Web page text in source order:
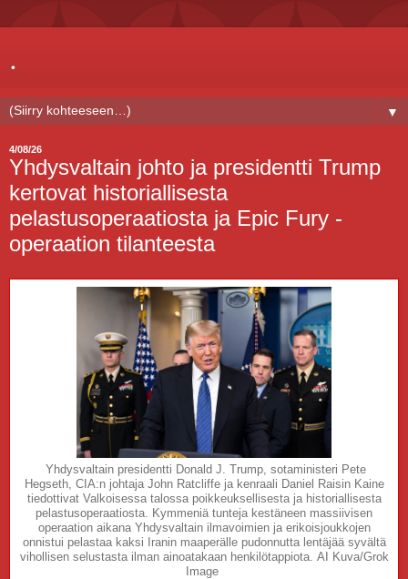
.
▼
4/08/26
Yhdysvaltain johto ja presidentti Trump
kertovat historiallisesta
pelastusoperaatiosta ja Epic Fury -
operaation tilanteesta
Yhdysvaltain presidentti Donald J. Trump, sotaministeri Pete
Hegseth, CIA:n johtaja John Ratcliffe ja kenraali Daniel Raisin Kaine
tiedottivat Valkoisessa talossa poikkeuksellisesta ja historiallisesta
pelastusoperaatiosta. Kymmeniä tunteja kestäneen massiivisen
operaation aikana Yhdysvaltain ilmavoimien ja erikoisjoukkojen
onnistui pelastaa kaksi Iranin maaperälle pudonnutta lentäjää syvältä
vihollisen selustasta ilman ainoatakaan henkilötappiota. AI Kuva/Grok
Image